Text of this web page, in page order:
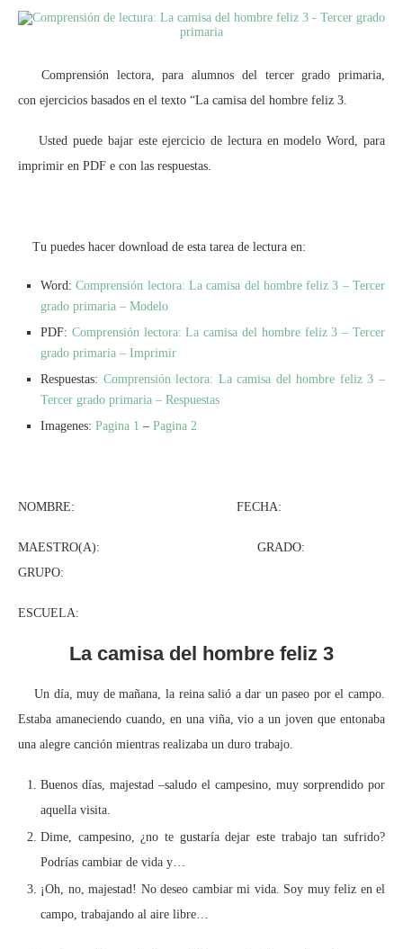
Comprensión lectora, para alumnos del tercer grado primaria,
con ejercicios basados en el texto “La camisa del hombre feliz 3.
Usted puede bajar este ejercicio de lectura en modelo Word, para
imprimir en PDF e con las respuestas.
Tu puedes hacer download de esta tarea de lectura en:
Word:Comprensión lectora: La camisa del hombre feliz 3 – Tercer
grado primaria – Modelo
PDF: Comprensión lectora: La camisa del hombre feliz 3 – Tercer
grado primaria – Imprimir
Respuestas: Comprensión lectora: La camisa del hombre feliz 3 –
Tercer grado primaria – Respuestas
Imagenes: Pagina 1 – Pagina 2
NOMBRE: FECHA:
MAESTRO(A): GRADO:
GRUPO:
ESCUELA:
La camisa del hombre feliz 3
Un día, muy de mañana, la reina salió a dar un paseo por el campo.
Estaba amaneciendo cuando, en una viña, vio a un joven que entonaba
una alegre canción mientras realizaba un duro trabajo.
Buenos días, majestad –saludo el campesino, muy sorprendido por
aquella visita.
Dime, campesino, ¿no te gustaría dejar este trabajo tan sufrido?
Podrías cambiar de vida y…
¡Oh, no, majestad! No deseo cambiar mi vida. Soy muy feliz en el
campo, trabajando al aire libre…